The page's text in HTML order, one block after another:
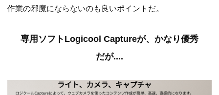
作業の邪魔にならないのも良いポイントだ。
専用ソフトLogicool Captureが、かなり優秀
だが....